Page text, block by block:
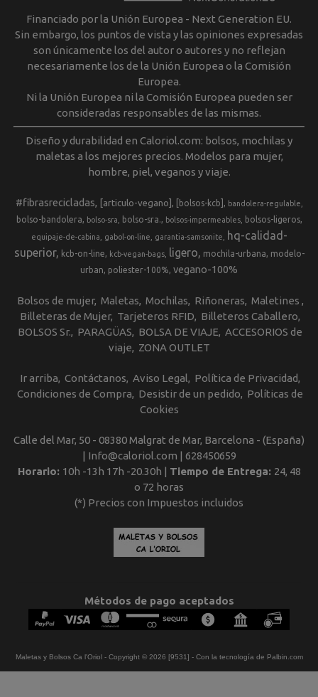
Financiado por la Unión Europea - Next Generation EU.
Sin embargo, los puntos de vista y las opiniones expresadas
son únicamente los del autor o autores y no reflejan
necesariamente los de la Unión Europea o la Comisión
Europea.
Ni la Unión Europea ni la Comisión Europea pueden ser
consideradas responsables de las mismas.
Diseño y durabilidad en Caloriol.com: bolsos, mochilas y
maletas a los mejores precios. Modelos para mujer,
hombre, piel, veganos y viaje.
#fibrasrecicladas [articulo-vegano] [bolsos-kcb] bandolera-regulable
bolso-bandolera bolso-sra bolso-sra. bolsos-impermeables bolsos-ligeros
equipaje-de-cabina gabol-on-line garantia-samsonite
hq-calidad-
superior
kcb-on-line kcb-vegan-bags ligero mochila-urbana
modelo-
urban
poliester-100% vegano-100%
Bolsos de mujer Maletas Mochilas Riñoneras Maletines
Billeteras de Mujer Tarjeteros RFID
Billeteros Caballero
BOLSOS Sr.
PARAGÜAS BOLSA DE VIAJE ACCESORIOS de
viaje
ZONA OUTLET
Ir arriba Contáctanos Aviso Legal
Política de Privacidad
Condiciones de Compra
Desistir de un pedido
Políticas de
Cookies
Calle del Mar, 50 - 08380 Malgrat de Mar, Barcelona - (España)
| Info@caloriol.com | 628450659
Horario: 10h -13h 17h -20.30h | Tiempo de Entrega: 24, 48
o 72 horas
(*) Precios con Impuestos incluidos
Métodos de pago aceptados
Maletas y Bolsos Ca l'Oriol- Copyright © 2026 [9531] - Con la tecnología de Palbin.com